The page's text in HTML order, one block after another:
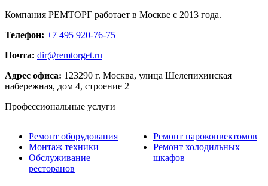
Компания РЕМТОРГ работает в Москве c 2013 года.
Телефон: +7 495 920-76-75
Почта: dir@remtorget.ru
Адрес офиса: 123290 г. Москва, улица Шелепихинская
набережная, дом 4, строение 2
Профессиональные услуги
Ремонт оборудования
Монтаж техники
Обслуживание
ресторанов
Ремонт пароконвектомов
Ремонт холодильных
шкафов